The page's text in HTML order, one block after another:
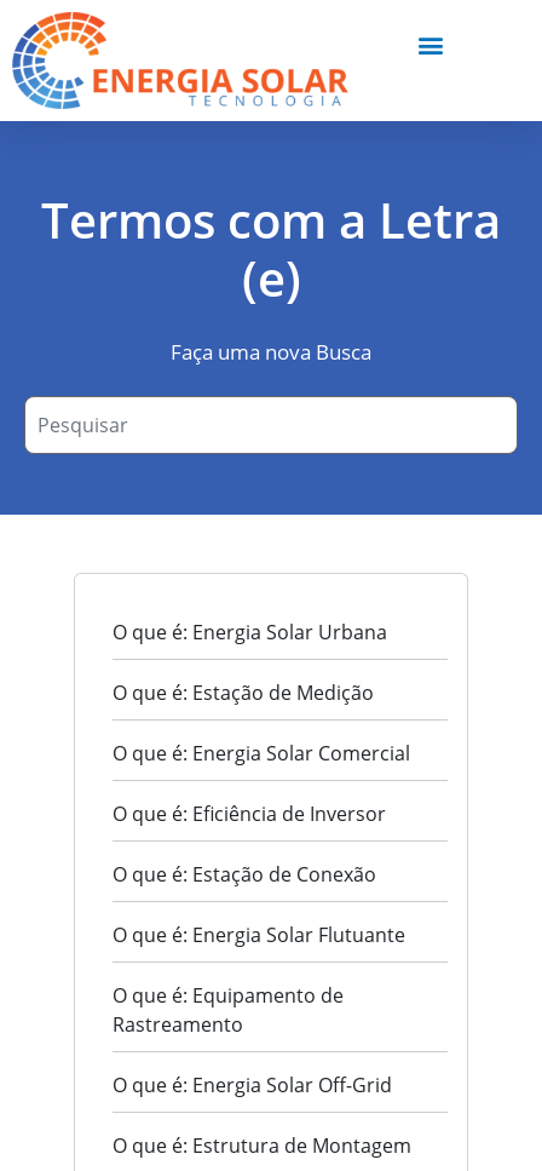
Termos com a Letra
(e)
Faça uma nova Busca
O que é: Energia Solar Urbana
O que é: Estação de Medição
O que é: Energia Solar Comercial
O que é: Eficiência de Inversor
O que é: Estação de Conexão
O que é: Energia Solar Flutuante
O que é: Equipamento de
Rastreamento
O que é: Energia Solar Off-Grid
O que é: Estrutura de Montagem